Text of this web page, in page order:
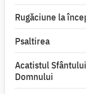
Rugăciune la
Psaltirea
Acatistul
Domnului